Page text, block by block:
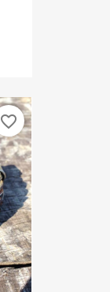
favorite_border